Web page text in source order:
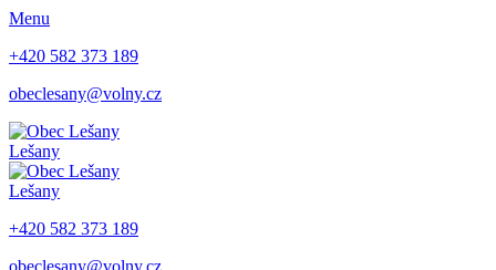
Menu
+420 582 373 189
obeclesany@volny.cz
Lešany
Lešany
+420 582 373 189
obeclesany@volny.cz